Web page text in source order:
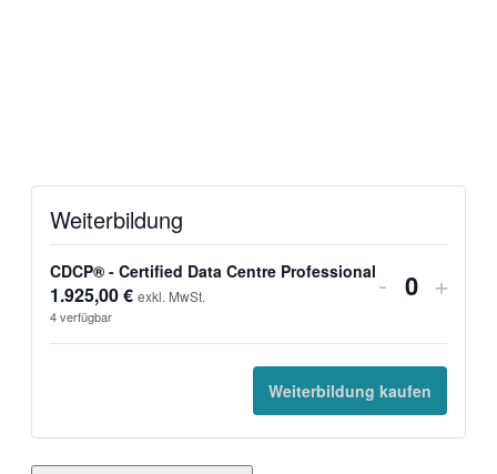
Weiterbildung
CDCP® - Certified Data Centre Professional
1.925,00€ exkl. MwSt.
4verfügbar
Verringern
für
CDCP®
- Anzahl
+
Weiterbildung kaufen